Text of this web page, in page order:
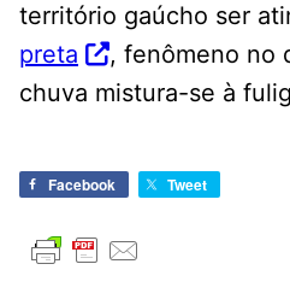
território gaúcho ser
preta
, fenômeno no
chuva mistura-se à
Facebook Tweet